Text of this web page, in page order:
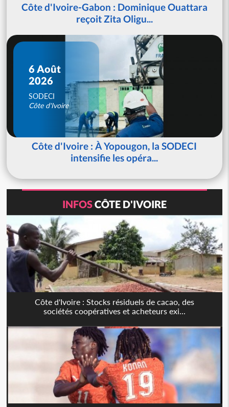
Côte d'Ivoire-Gabon : Dominique Ouattara
reçoit Zita Oligu...
6 Août
2026
SODECI
Côte d'Ivoire
Côte d'Ivoire : À Yopougon, la SODECI
intensifie les opéra...
INFOSCÔTE D'IVOIRE
Côte d'Ivoire : Stocks résiduels de cacao, des
sociétés coopératives et acheteurs exi...